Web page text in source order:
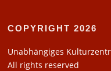
COPYRIGHT 2026
Unabhängiges
All rights reserved